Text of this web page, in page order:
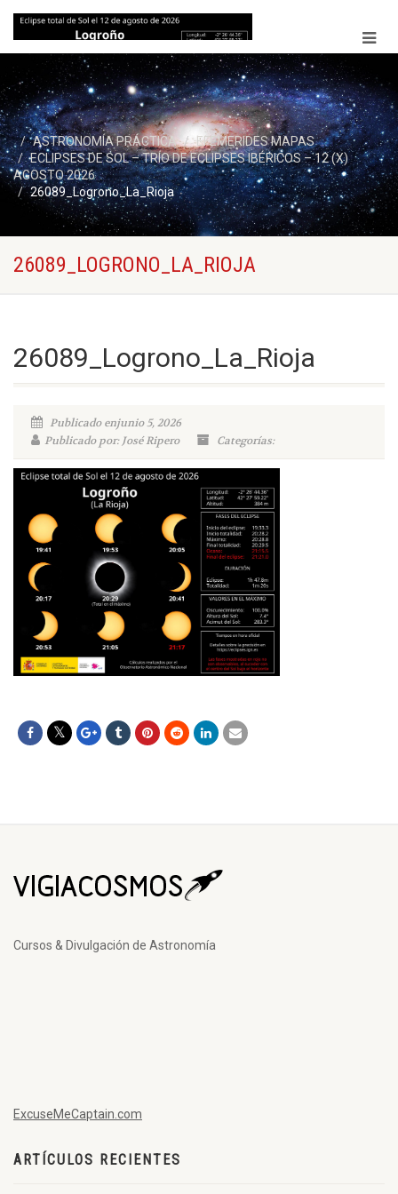
ASTRONOMÍA PRÁCTICA
EFEMERIDES MAPAS
ECLIPSES DE SOL – TRÍO DE ECLIPSES IBÉRICOS – 12 (X)
AGOSTO 2026
26089_Logrono_La_Rioja
26089_LOGRONO_LA_RIOJA
26089_Logrono_La_Rioja
Publicado enjunio 5, 2026
Publicado por: José Ripero
Categorías:
Cursos & Divulgación de Astronomía
ExcuseMeCaptain.com
ARTÍCULOS RECIENTES